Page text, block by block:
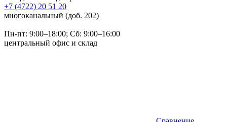
+7 (4722) 20 51 20
многоканальный (доб. 202)
Пн-пт: 9:00–18:00; Сб: 9:00–16:00
центральный офис и склад